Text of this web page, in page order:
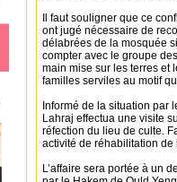
Il faut souligner que ce
ont jugé nécessaire de
délabrées de la mosquée
compter avec le groupe
main mise sur les terres et
familles serviles au motif
Informé de la situation par
Lahraj effectua une visite
réfection du lieu de culte.
activité de réhabilitation de
L’affaire sera portée à un